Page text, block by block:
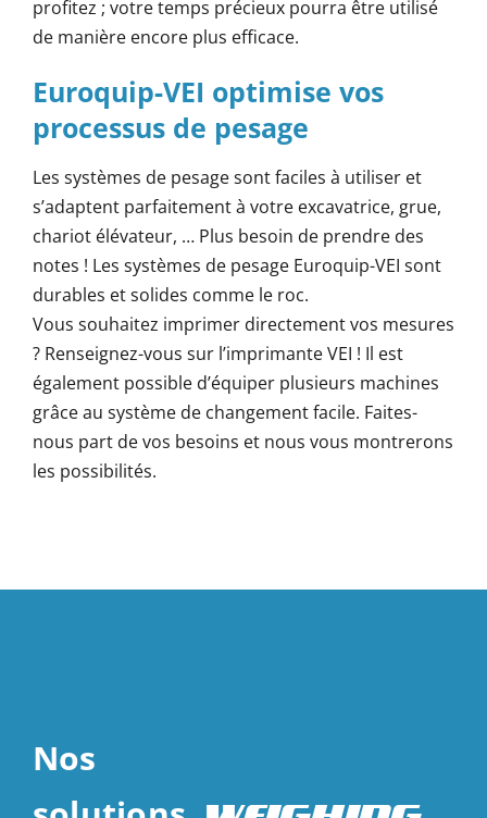
profitez ; votre temps précieux pourra être utilisé
de manière encore plus efficace.
Euroquip-VEI optimise vos
processus de pesage
Les systèmes de pesage sont faciles à utiliser et
s’adaptent parfaitement à votre excavatrice, grue,
chariot élévateur, … Plus besoin de prendre des
notes ! Les systèmes de pesage Euroquip-VEI sont
durables et solides comme le roc.
Vous souhaitez imprimer directement vos mesures
? Renseignez-vous sur l’imprimante VEI ! Il est
également possible d’équiper plusieurs machines
grâce au système de changement facile. Faites-
nous part de vos besoins et nous vous montrerons
les possibilités.
Nos